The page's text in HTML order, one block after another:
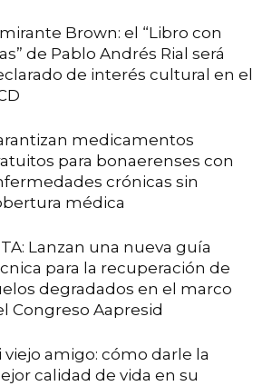
Brown: el “Libro con
de Pablo Andrés Rial será
de interés cultural en el
medicamentos
para bonaerenses con
crónicas sin
médica
Lanzan una nueva guía
para la recuperación de
degradados en el marco
Congreso Aapresid
viejo amigo: cómo darle la
calidad de vida en su